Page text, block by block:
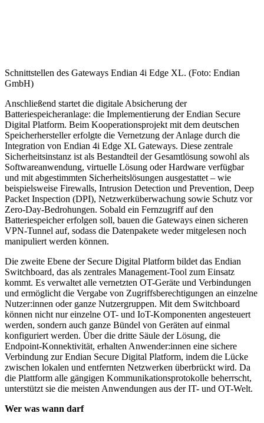
Schnittstellen des Gateways Endian 4i Edge XL. (Foto: Endian
GmbH)
Anschließend startet die digitale Absicherung der
Batteriespeicheranlage: die Implementierung der Endian Secure
Digital Platform. Beim Kooperationsprojekt mit dem deutschen
Speicherhersteller erfolgte die Vernetzung der Anlage durch die
Integration von Endian 4i Edge XL Gateways. Diese zentrale
Sicherheitsinstanz ist als Bestandteil der Gesamtlösung sowohl als
Softwareanwendung, virtuelle Lösung oder Hardware verfügbar
und mit abgestimmten Sicherheitslösungen ausgestattet – wie
beispielsweise Firewalls, Intrusion Detection und Prevention, Deep
Packet Inspection (DPI), Netzwerküberwachung sowie Schutz vor
Zero-Day-Bedrohungen. Sobald ein Fernzugriff auf den
Batteriespeicher erfolgen soll, bauen die Gateways einen sicheren
VPN-Tunnel auf, sodass die Datenpakete weder mitgelesen noch
manipuliert werden können.
Die zweite Ebene der Secure Digital Platform bildet das Endian
Switchboard, das als zentrales Management-Tool zum Einsatz
kommt. Es verwaltet alle vernetzten OT-Geräte und Verbindungen
und ermöglicht die Vergabe von Zugriffsberechtigungen an einzelne
Nutzer:innen oder ganze Nutzergruppen. Mit dem Switchboard
können nicht nur einzelne OT- und IoT-Komponenten angesteuert
werden, sondern auch ganze Bündel von Geräten auf einmal
konfiguriert werden. Über die dritte Säule der Lösung, die
Endpoint-Konnektivität, erhalten Anwender:innen eine sichere
Verbindung zur Endian Secure Digital Platform, indem die Lücke
zwischen lokalen und entfernten Netzwerken überbrückt wird. Da
die Plattform alle gängigen Kommunikationsprotokolle beherrscht,
unterstützt sie die meisten Anwendungen aus der IT- und OT-Welt.
Wer was wann darf